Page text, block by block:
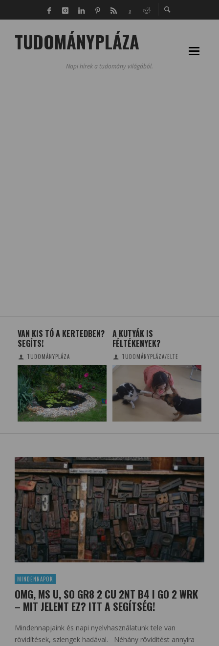
TUDOMÁNYPLÁZA
Napi hírek a tudomány világából.
VAN KIS TÓ A KERTEDBEN?
SEGÍTS!
TUDOMÁNYPLÁZA
A KUTYÁK IS
FÉLTÉKENYEK?
TUDOMÁNYPLÁZA/ELTE
MINDENNAPOK
OMG, MS U, SO GR8 2 CU 2NT B4 I GO 2 WRK
– MIT JELENT EZ? ITT A SEGÍTSÉG!
Mindennapjaink és napi nyelvhasználatunk tele van
rövidítések, szlengek hadával. Néhány rövidítést annyira